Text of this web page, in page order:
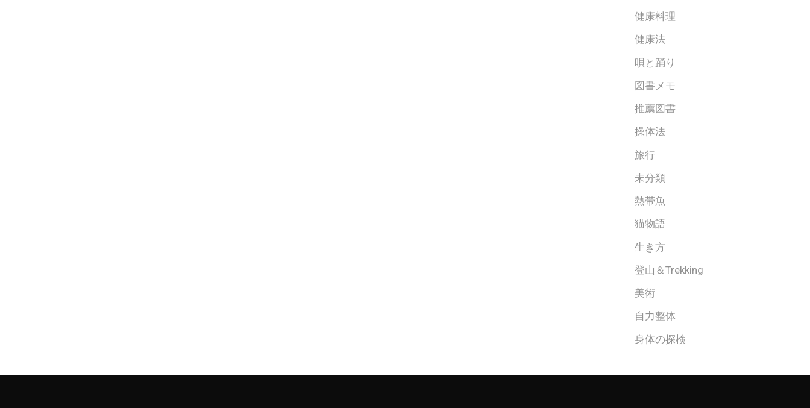
健康料理
健康法
唄と踊り
図書メモ
推薦図書
操体法
旅行
未分類
熱帯魚
猫物語
生き方
登山＆Trekking
美術
自力整体
身体の探検